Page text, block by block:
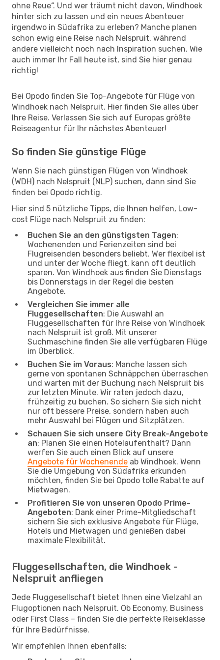
ohne Reue“. Und wer träumt nicht davon, Windhoek
hinter sich zu lassen und ein neues Abenteuer
irgendwo in Südafrika zu erleben? Manche planen
schon ewig eine Reise nach Nelspruit, während
andere vielleicht noch nach Inspiration suchen. Wie
auch immer Ihr Fall heute ist, sind Sie hier genau
richtig!
Bei Opodo finden Sie Top-Angebote für Flüge von
Windhoek nach Nelspruit. Hier finden Sie alles über
Ihre Reise. Verlassen Sie sich auf Europas größte
Reiseagentur für Ihr nächstes Abenteuer!
So finden Sie günstige Flüge
Wenn Sie nach günstigen Flügen von Windhoek
(WDH) nach Nelspruit (NLP) suchen, dann sind Sie
finden bei Opodo richtig.
Hier sind 5 nützliche Tipps, die Ihnen helfen, Low-
cost Flüge nach Nelspruit zu finden:
Buchen Sie an den günstigsten Tagen:
Wochenenden und Ferienzeiten sind bei
Flugreisenden besonders beliebt. Wer flexibel ist
und unter der Woche fliegt, kann oft deutlich
sparen. Von Windhoek aus finden Sie Dienstags
bis Donnerstags in der Regel die besten
Angebote.
Vergleichen Sie immer alle
Fluggesellschaften: Die Auswahl an
Fluggesellschaften für Ihre Reise von Windhoek
nach Nelspruit ist groß. Mit unserer
Suchmaschine finden Sie alle verfügbaren Flüge
im Überblick.
Buchen Sie im Voraus: Manche lassen sich
gerne von spontanen Schnäppchen überraschen
und warten mit der Buchung nach Nelspruit bis
zur letzten Minute. Wir raten jedoch dazu,
frühzeitig zu buchen. So sichern Sie sich nicht
nur oft bessere Preise, sondern haben auch
mehr Auswahl bei Flügen und Sitzplätzen.
Schauen Sie sich unsere City Break-Angebote
an: Planen Sie einen Hotelaufenthalt? Dann
werfen Sie auch einen Blick auf unsere
Angebote für Wochenende ab Windhoek. Wenn
Sie die Umgebung von Südafrika erkunden
möchten, finden Sie bei Opodo tolle Rabatte auf
Mietwagen.
Profitieren Sie von unseren Opodo Prime-
Angeboten: Dank einer Prime-Mitgliedschaft
sichern Sie sich exklusive Angebote für Flüge,
Hotels und Mietwagen und genießen dabei
maximale Flexibilität.
Fluggesellschaften, die Windhoek -
Nelspruit anfliegen
Jede Fluggesellschaft bietet Ihnen eine Vielzahl an
Flugoptionen nach Nelspruit. Ob Economy, Business
oder First Class – finden Sie die perfekte Reiseklasse
für Ihre Bedürfnisse.
Wir empfehlen Ihnen ebenfalls: